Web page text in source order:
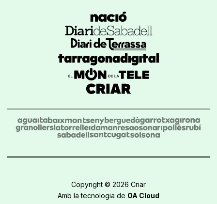
Copyright © 2026 Criar
Amb la tecnologia de OA Cloud